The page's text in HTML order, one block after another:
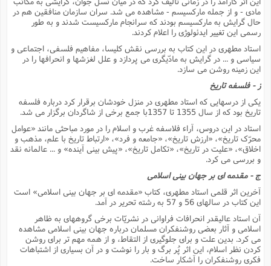
مادى - و از جمله مارکسیسم - مشاهده مى شد. سران سازمان منافقین هم در
حال گرایش به مارکسیسم بودند که سرانجام مارکسیست شدند و به طور
رسمى این تغییر ایدئولوژى را اعلام کردند.
استاد مطهرى در این کتاب به بررسى نقش کلیسا، مفاهیم فلسفى، اجتماعى و
سیاسى و ... در گرایش به مادّیگرى مى پردازد و علل لغزشها و انحرافها را در
این زمینه روشن مى سازد.
ز - فلسفه تاریخ
یکى از درسهایى که استاد مطهرى در منزل خودشان برقرار کرد درباره فلسفه
تاریخ بود که از سال 1355 تا 1357با جمع برخى از شاگردان برگزار مى شد.
استاد در این دروس، آراء فلاسفه غرب و اسلام را در مورد مباحثى مانند «عوامل
محرّک تاریخ»، «ارزش تاریخ»، «جامعه و فرد»، «ارتباط تاریخ با علم، مذهب و
اخلاق»، «علیت در تاریخ»، «تکامل تاریخ»، «پیش بینى آینده» و ... عالمانه نقد
و بررسى مى کرد.
ج - مقدمه اى بر جهان بینى اسلامى
آخرین اثر قلمى استاد مطهرى، کتاب «مقدمه اى بر جهان بینى اسلامى» است
این کتاب در سالهاى 56 و 57 به رشته تحریر در آمد.
آن استاد عالیقدر انحرافات فراوانى در نشریّات برخى گروههاى به ظاهر
اسلامى و آثار بعضى روشنفکران مسلمان درباره جهان بینى اسلامى مشاهده
مى کرد. بدین علت و براى جلوگیرى از التقاط، و از همه مهم تر براى روشن
کردن نظر اسلام، این اثر پُر برگ و بار را نوشت و در آن بسیارى از اشتباهات
فکرى روشنفکران را آشکار ساخت.